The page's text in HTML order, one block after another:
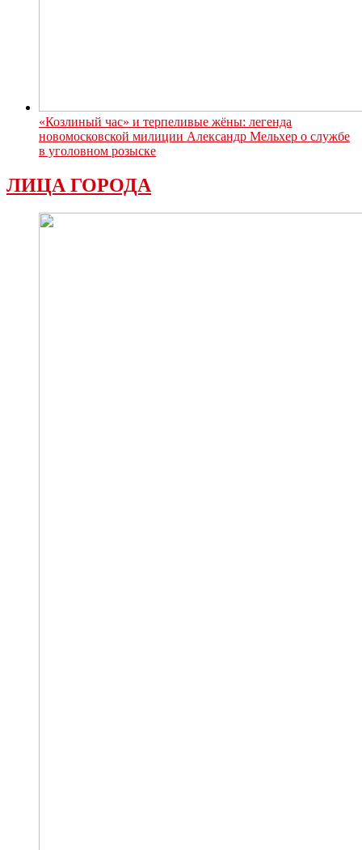
«Козлиный час» и терпеливые жёны: легенда
новомосковской милиции Александр Мельхер о службе
в уголовном розыске
ЛИЦА ГОРОДА